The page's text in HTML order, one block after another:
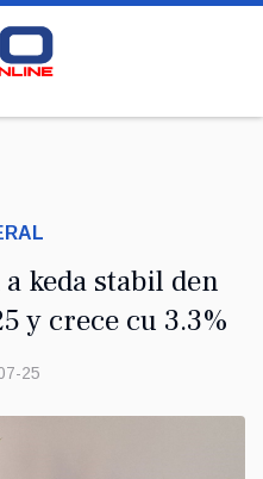
keda stabil den
y crece cu 3.3%
25